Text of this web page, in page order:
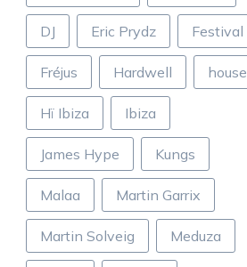
DJ Eric Prydz Festival
Fréjus Hardwell house
Hï Ibiza Ibiza
James Hype Kungs
Malaa Martin Garrix
Martin Solveig Meduza